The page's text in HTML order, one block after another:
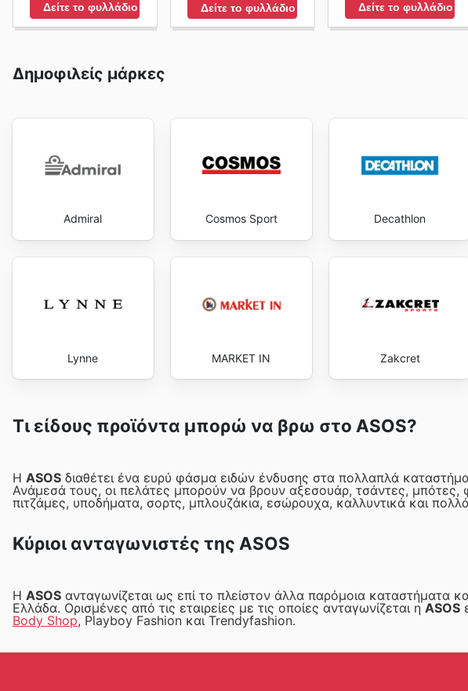
Δείτε το φυλλάδιο Δείτε το φυλλάδιο Δείτε το φυλλάδιο
Δημοφιλείς μάρκες
Admiral Cosmos Sport Decathlon
Lynne MARKET IN Zakcret
Τι είδους προϊόντα μπορώ να βρω στο ASOS?
Η ASOS διαθέτει ένα ευρύ φάσμα ειδών ένδυσης στα πολλαπλά
Ανάμεσά τους, οι πελάτες μπορούν να βρουν αξεσουάρ, τσάντες, μπότες,
πιτζάμες, υποδήματα, σορτς, μπλουζάκια, εσώρουχα, καλλυντικά και
Κύριοι ανταγωνιστές της ASOS
Η ASOS ανταγωνίζεται ως επί το πλείστον άλλα παρόμοια καταστήματα
Ελλάδα. Ορισμένες από τις εταιρείες με τις οποίες ανταγωνίζεται ηASOS
Body Shop, Playboy Fashion και Trendyfashion.